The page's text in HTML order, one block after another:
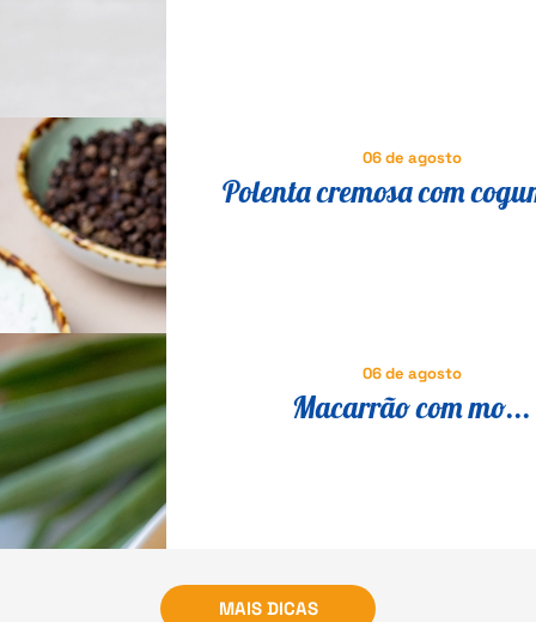
06 de agosto
Polenta cremosa com
06 de agosto
Macarrão com mo...
MAIS DICAS